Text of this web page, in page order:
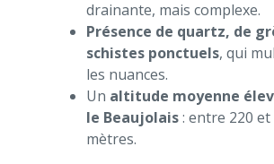
drainante, mais complexe.
Présence de quartz, de
schistes ponctuels, qui
les nuances.
Un altitude moyenne
le Beaujolais: entre 220 et
mètres.